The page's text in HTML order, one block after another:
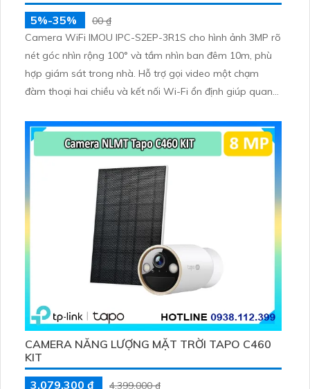
5%-35%
00 ₫
Camera WiFi IMOU IPC-S2EP-3R1S cho hình ảnh 3MP rõ
nét góc nhìn rộng 100° và tầm nhìn ban đêm 10m, phù
hợp giám sát trong nhà. Hỗ trợ gọi video một chạm
đàm thoại hai chiều và kết nối Wi-Fi ổn định giúp quan
256GB hoặc lưu đám mây dễ lắp đặt cho gia đình và văn
phòng nhỏ.
CAMERA NĂNG LƯỢNG MẶT TRỜI TAPO C460
KIT
3,079,300 ₫
4,399,000 ₫